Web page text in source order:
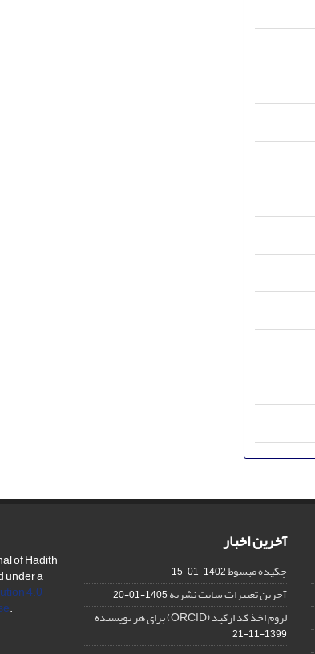
آخرین اخبار
چکیده مبسوط1402-01-15
آخرین تغییرات سایت نشریه1405-01-20
لزوم اخذ کد ارکید (ORCID) برای هر نویسنده
1399-11-21
of Hadith
under a
4.0
.